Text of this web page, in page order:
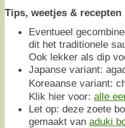
Tips, weetjes & recepten
Eventueel
dit het traditionele
Ook lekker als dip
Japanse variant:
Koreaanse variant:
Klik hier voor: alle
Let op: deze zoete
gemaakt van aduki